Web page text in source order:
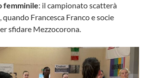
femminile: il campionato scatterà
, quando Francesca Franco e socie
sfidare Mezzocorona.